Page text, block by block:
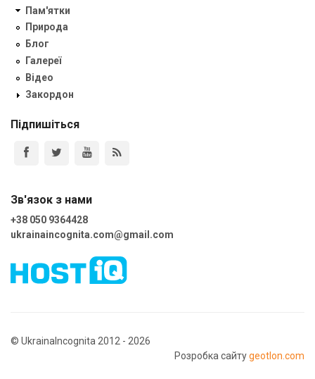
Пам'ятки
Природа
Блог
Галереї
Відео
Закордон
Підпишіться
Зв'язок з нами
+38 050 9364428
ukrainaincognita.com@gmail.com
© UkrainaIncognita 2012 - 2026
Розробка сайтуgeotlon.com